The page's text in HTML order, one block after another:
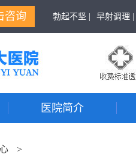
咨询 勃起不坚 | 早射调理 |
医院简介
>